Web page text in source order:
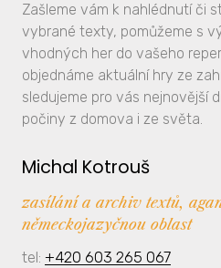
Zašleme vám k nahlédnutí či
vybrané texty, pomůžeme s
vhodných her do vašeho
objednáme aktuální hry ze
sledujeme pro vás nejnovější
počiny z domova i ze světa.
Michal Kotrouš
zasílání a archiv textů,
německojazyčnou oblast
tel: +420 603 265 067